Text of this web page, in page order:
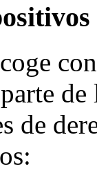
de